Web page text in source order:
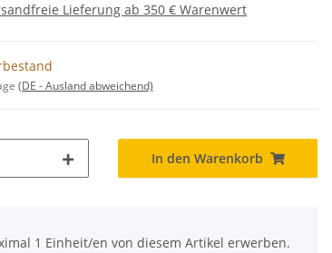
Lieferung ab 350 € Warenwert
(DE - Ausland abweichend)
In den Warenkorb
1 Einheit/en von diesem Artikel erwerben.